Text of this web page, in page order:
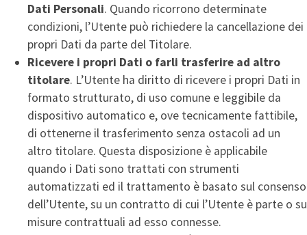
Dati Personali. Quando ricorrono determinate
condizioni, l’Utente può richiedere la cancellazione dei
propri Dati da parte del Titolare.
Ricevere i propri Dati o farli trasferire ad altro
titolare. L’Utente ha diritto di ricevere i propri Dati in
formato strutturato, di uso comune e leggibile da
dispositivo automatico e, ove tecnicamente fattibile,
di ottenerne il trasferimento senza ostacoli ad un
altro titolare. Questa disposizione è applicabile
quando i Dati sono trattati con strumenti
automatizzati ed il trattamento è basato sul consenso
dell’Utente, su un contratto di cui l’Utente è parte o su
misure contrattuali ad esso connesse.